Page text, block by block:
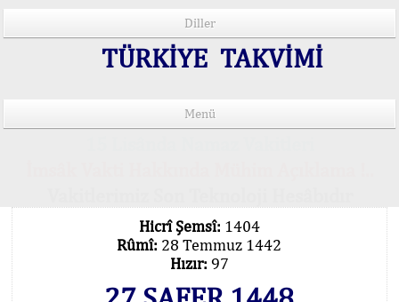
Diller
TÜRKİYE TAKVİMİ
Menü
Hicrî Şemsî: 1404
Rûmî: 28 Temmuz 1442
Hızır: 97